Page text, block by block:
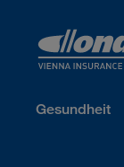
Gesundheit